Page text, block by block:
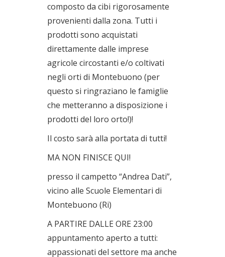
composto da cibi rigorosamente
provenienti dalla zona. Tutti i
prodotti sono acquistati
direttamente dalle imprese
agricole circostanti e/o coltivati
negli orti di Montebuono (per
questo si ringraziano le famiglie
che metteranno a disposizione i
prodotti del loro orto!)!
Il costo sarà alla portata di tutti!
MA NON FINISCE QUI!
presso il campetto “Andrea Dati”,
vicino alle Scuole Elementari di
Montebuono (Ri)
A PARTIRE DALLE ORE 23:00
appuntamento aperto a tutti:
appassionati del settore ma anche